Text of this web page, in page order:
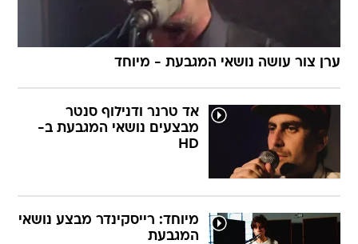
ערן צור עושה נושאי המגבעת - מיוחד
אד טרנר ודנילוף סנטר
מבצעים נושאי המגבעת ב-
HD
מיוחד: רייסקינדר מבצע נושאי
המגבעת